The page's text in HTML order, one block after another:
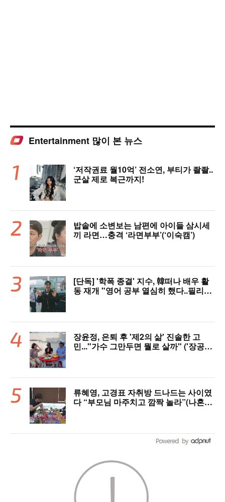
Entertainment 많이 본 뉴스
‘저작권료 월10억’ 전소연, 부티가 좔좔..
군살 제로 복근까지!
밥솥에 소변보는 남편에 아이들 삼시세
끼 라면…충격 ‘라면부부’(‘이숙캠’)
[단독] '학폭 종결' 지수, 韓떠나 배우 활
동 재개 "영어 공부 열심히 했다..필리핀
장윤정, 은퇴 후 '제2의 삶' 진솔한 고
민..."가수 그만두면 뭘로 살까" ('장공장
류혜영, 고경표 자취방 드나드는 사이였
다 “부모님 마주치고 깜짝 놀라”(나혼자